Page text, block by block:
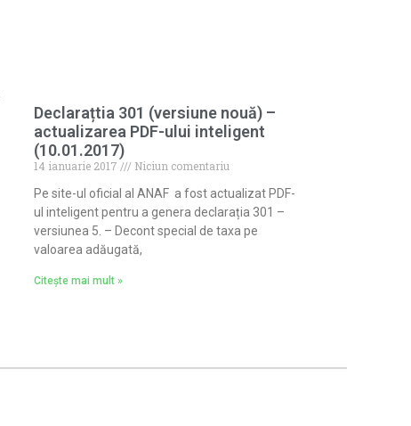
Declarațtia 301 (versiune nouă) –
actualizarea PDF-ului inteligent
(10.01.2017)
14 ianuarie 2017
Niciun comentariu
Pe site-ul oficial al ANAF a fost actualizat PDF-
ul inteligent pentru a genera declarația 301 –
versiunea 5. – Decont special de taxa pe
valoarea adăugată,
Citește mai mult »